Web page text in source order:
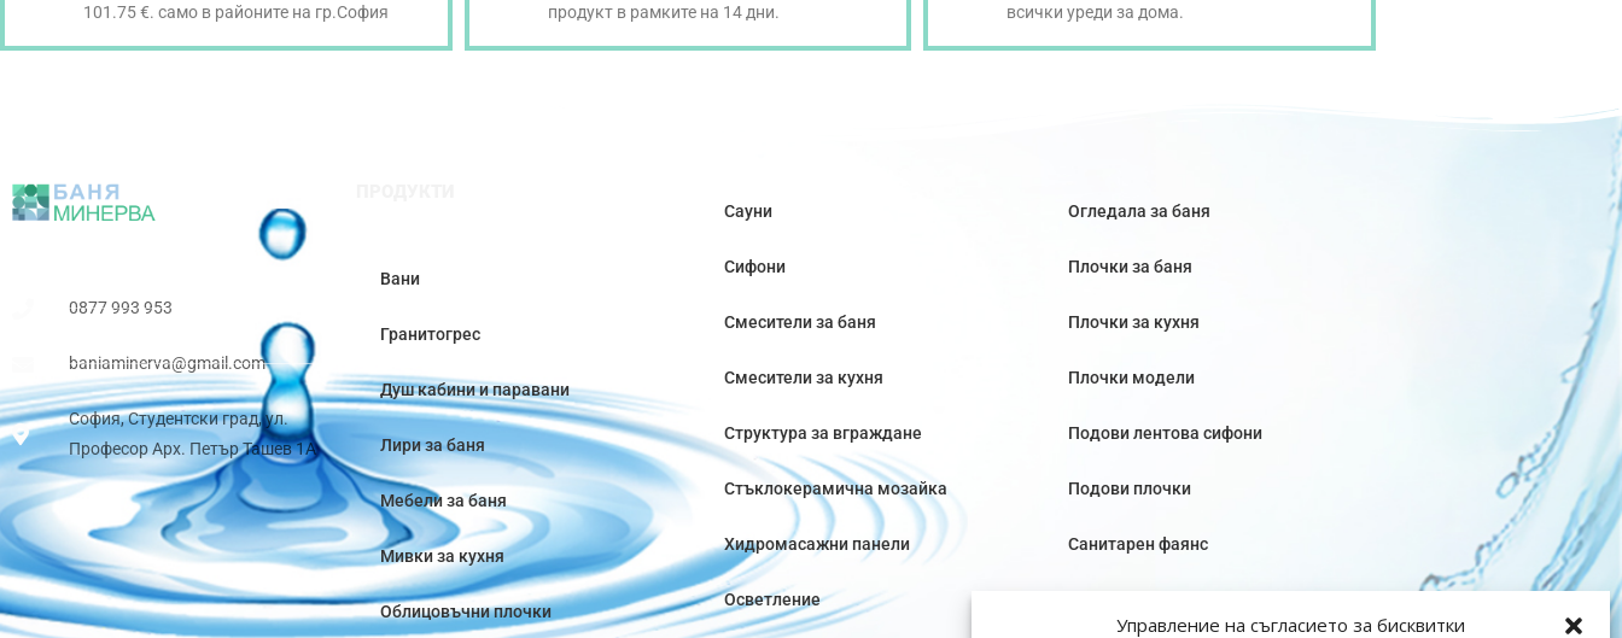
Управление на съгласието за бисквитки
101.75 €. само в районите на гр.София
продукт в рамките на 14 дни.
всички уреди за дома.
0877 993 953
baniaminerva@gmail.com
София, Студентски град, ул.
Професор Арх. Петър Ташев 1А
Вани
Гранитогрес
Душ кабини и паравани
Лири за баня
Мебели за баня
Мивки за кухня
Облицовъчни плочки
Сауни
Сифони
Смесители за баня
Смесители за кухня
Структура за вграждане
Стъклокерамична мозайка
Хидромасажни панели
Осветление
Огледала за баня
Плочки за баня
Плочки за кухня
Плочки модели
Подови лентова сифони
Подови плочки
Санитарен фаянс